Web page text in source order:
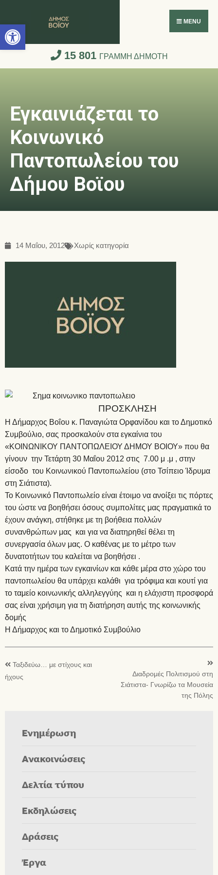
Ανοίξτε τη γραμμή εργαλείων
MENU
15 801 ΓΡΑΜΜΗ ΔΗΜΟΤΗ
Εγκαινιάζεται το
Κοινωνικό
Παντοπωλείου του
Δήμου Βοϊου
14 Μαΐου, 2012 Χωρίς κατηγορία
ΠΡΟΣΚΛΗΣΗ
Η Δήμαρχος Βοΐου κ. Παναγιώτα Ορφανίδου και το Δημοτικό
Συμβούλιο, σας προσκαλούν στα εγκαίνια του
«ΚΟΙΝΩΝΙΚΟΥ ΠΑΝΤΟΠΩΛΕΙΟΥ ΔΗΜΟΥ ΒΟΙΟΥ» που θα
γίνουν την Τετάρτη 30 Μαΐου 2012 στις 7.00 μ .μ , στην
είσοδο του Κοινωνικού Παντοπωλείου (στο Τσίπειο Ίδρυμα
στη Σιάτιστα).
Το Κοινωνικό Παντοπωλείο είναι έτοιμο να ανοίξει τις πόρτες
του ώστε να βοηθήσει όσους συμπολίτες μας πραγματικά το
έχουν ανάγκη, στήθηκε με τη βοήθεια πολλών
συνανθρώπων μας και για να διατηρηθεί θέλει τη
συνεργασία όλων μας. Ο καθένας με το μέτρο των
δυνατοτήτων του καλείται να βοηθήσει .
Κατά την ημέρα των εγκαινίων και κάθε μέρα στο χώρο του
παντοπωλείου θα υπάρχει καλάθι για τρόφιμα και κουτί για
το ταμείο κοινωνικής αλληλεγγύης και η ελάχιστη προσφορά
σας είναι χρήσιμη για τη διατήρηση αυτής της κοινωνικής
δομής
Η Δήμαρχος και το Δημοτικό Συμβούλιο
Ταξιδεύω… με στίχους και
ήχους
Διαδρομές Πολιτισμού στη
Σιάτιστα- Γνωρίζω τα Μουσεία
της Πόλης
Ενημέρωση
Ανακοινώσεις
Δελτία τύπου
Εκδηλώσεις
Δράσεις
Έργα